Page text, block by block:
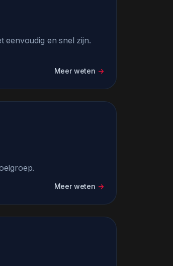
eenvoudig en snel zijn.
Meer weten ->
Meer weten ->